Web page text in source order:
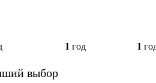
1 год 1
выбор